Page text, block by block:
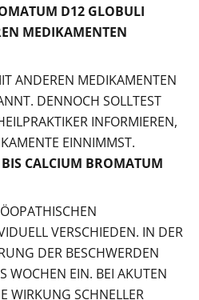
D12 GLOBULI
MEDIKAMENTEN
ANDEREN MEDIKAMENTEN
DENNOCH SOLLTEST
INFORMIEREN,
EINNIMMST.
CALCIUM BROMATUM
VERSCHIEDEN. IN DER
DER BESCHWERDEN
WOCHEN EIN. BEI AKUTEN
WIRKUNG SCHNELLER